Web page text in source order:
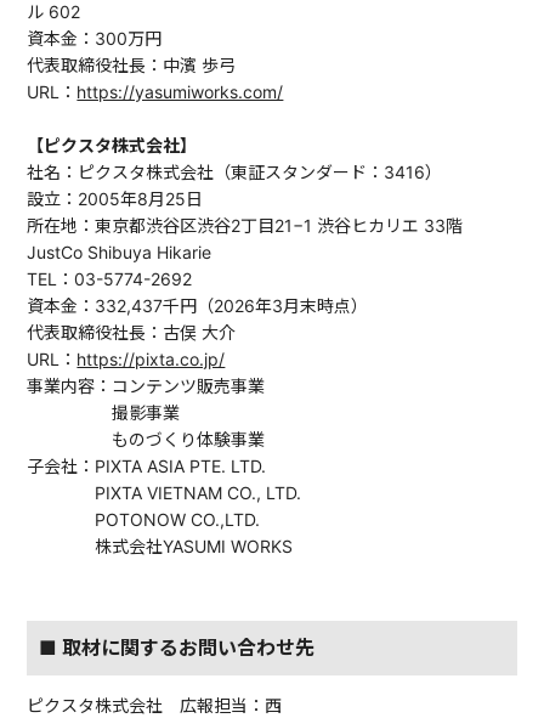
ル 602
資本金：300万円
代表取締役社長：中濱 歩弓
URL： https://yasumiworks.com/
【ピクスタ株式会社】
社名：ピクスタ株式会社（東証スタンダード：3416）
設立：2005年8月25日
所在地：東京都渋谷区渋谷2丁目21−1 渋谷ヒカリエ 33階
JustCo Shibuya Hikarie
TEL：03-5774-2692
資本金：332,437千円（2026年3月末時点）
代表取締役社長：古俣 大介
URL： https://pixta.co.jp/
事業内容：コンテンツ販売事業
撮影事業
ものづくり体験事業
子会社：PIXTA ASIA PTE. LTD.
PIXTA VIETNAM CO., LTD.
POTONOW CO.,LTD.
株式会社YASUMI WORKS
■ 取材に関するお問い合わせ先
ピクスタ株式会社 広報担当：西